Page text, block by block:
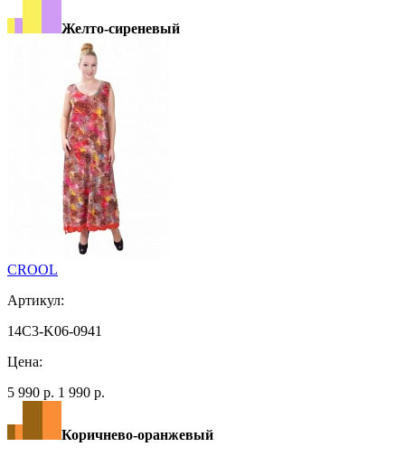
Желто-сиреневый
CROOL
Артикул:
14C3-K06-0941
Цена:
5 990 р. 1 990 р.
Коричнево-оранжевый